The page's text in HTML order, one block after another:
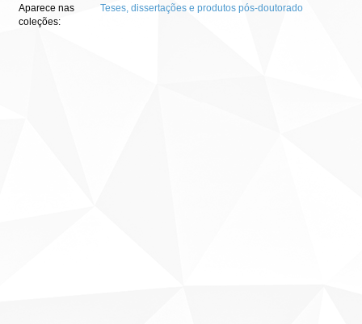
Aparece nas
coleções:
Teses, dissertações e produtos pós-doutorado